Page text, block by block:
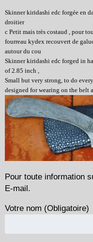
Skinner kiridashi edc forgée en
droitier
c Petit mais très costaud , pour
fourreau kydex recouvert de
autour du cou
Skinner kiridashi edc forged in
of 2.85 inch ,
Small but very strong, to do
designed for wearing on the belt
Pour toute information
E-mail.
Votre nom (Obligatoire)